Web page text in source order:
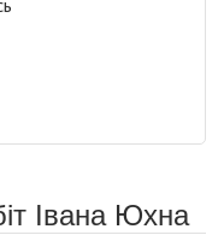
Івана Юхна